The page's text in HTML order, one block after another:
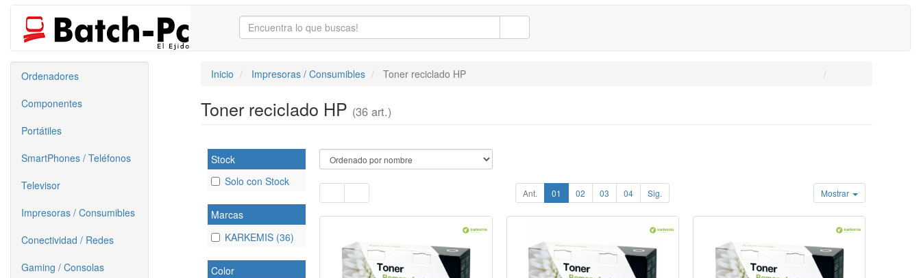
Ordenadores
Componentes
Portátiles
SmartPhones / Teléfonos
Televisor
Impresoras / Consumibles
Conectividad / Redes
Gaming / Consolas
Inicio Impresoras / Consumibles Toner reciclado HP
Toner reciclado HP (36 art.)
Stock
Solo con Stock
Marcas
KARKEMIS (36)
Color
Ant. 01 02 03 04 Sig. Mostrar